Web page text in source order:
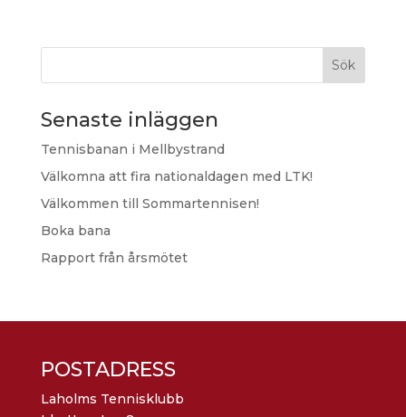
Sök
Senaste inläggen
Tennisbanan i Mellbystrand
Välkomna att fira nationaldagen med LTK!
Välkommen till Sommartennisen!
Boka bana
Rapport från årsmötet
POSTADRESS
Laholms Tennisklubb